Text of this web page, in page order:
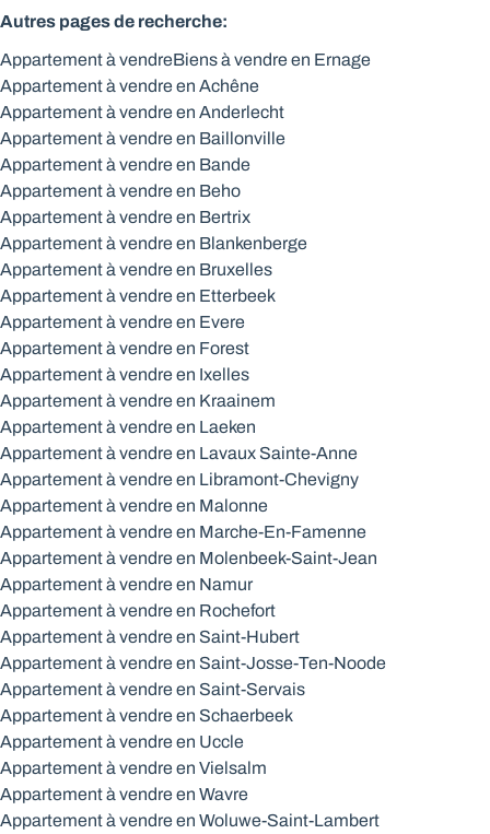
Max. budget
Chercher
Autres pages de recherche:
Appartement à vendreBiens à vendre en Ernage
Appartement à vendre en Achêne
Appartement à vendre en Anderlecht
Appartement à vendre en Baillonville
Appartement à vendre en Bande
Appartement à vendre en Beho
Appartement à vendre en Bertrix
Appartement à vendre en Blankenberge
Appartement à vendre en Bruxelles
Appartement à vendre en Etterbeek
Appartement à vendre en Evere
Appartement à vendre en Forest
Appartement à vendre en Ixelles
Appartement à vendre en Kraainem
Appartement à vendre en Laeken
Appartement à vendre en Lavaux Sainte-Anne
Appartement à vendre en Libramont-Chevigny
Appartement à vendre en Malonne
Appartement à vendre en Marche-En-Famenne
Appartement à vendre en Molenbeek-Saint-Jean
Appartement à vendre en Namur
Appartement à vendre en Rochefort
Appartement à vendre en Saint-Hubert
Appartement à vendre en Saint-Josse-Ten-Noode
Appartement à vendre en Saint-Servais
Appartement à vendre en Schaerbeek
Appartement à vendre en Uccle
Appartement à vendre en Vielsalm
Appartement à vendre en Wavre
Appartement à vendre en Woluwe-Saint-Lambert